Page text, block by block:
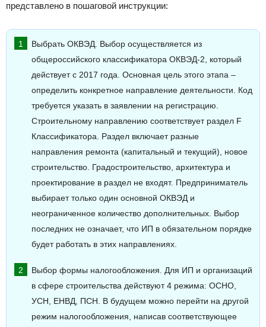
представлено в пошаговой инструкции:
Выбрать ОКВЭД. Выбор осуществляется из
общероссийского классификатора ОКВЭД-2, который
действует с 2017 года. Основная цель этого этапа –
определить конкретное направление деятельности. Код
требуется указать в заявлении на регистрацию.
Строительному направлению соответствует раздел F
Классификатора. Раздел включает разные
направления ремонта (капитальный и текущий), новое
строительство. Градостроительство, архитектура и
проектирование в раздел не входят. Предприниматель
выбирает только один основной ОКВЭД и
неограниченное количество дополнительных. Выбор
последних не означает, что ИП в обязательном порядке
будет работать в этих направлениях.
Выбор формы налогообложения. Для ИП и организаций
в сфере строительства действуют 4 режима: ОСНО,
УСН, ЕНВД, ПСН. В будущем можно перейти на другой
режим налогообложения, написав соответствующее